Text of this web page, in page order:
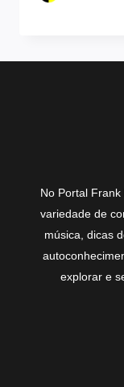
No Portal
variedade de
música, dicas
explorar e